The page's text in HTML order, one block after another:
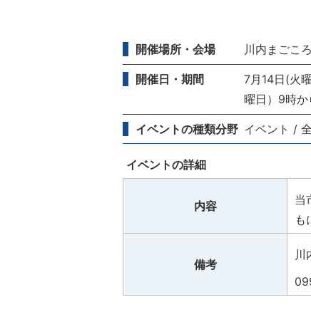
開催場所・会場 川内まごこ
開催日・期間
7月14日(火
曜日）9時か
イベントの種類分野 イベント /
イベントの詳細
内容
当
も
備考
川